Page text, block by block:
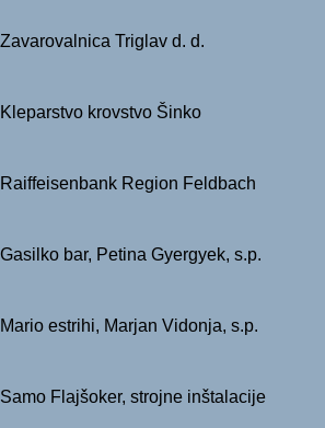
Zavarovalnica Triglav d. d.
Kleparstvo krovstvo Šinko
Raiffeisenbank Region Feldbach
Gasilko bar, Petina Gyergyek, s.p.
Mario estrihi, Marjan Vidonja, s.p.
Samo Flajšoker, strojne inštalacije